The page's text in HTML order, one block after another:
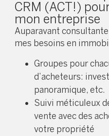
CRM (ACT!)
mon entreprise
Auparavant
mes besoins en
Groupes pour
d’acheteurs:
panoramique, etc.
Suivi méticuleux
vente avec des
votre propriété